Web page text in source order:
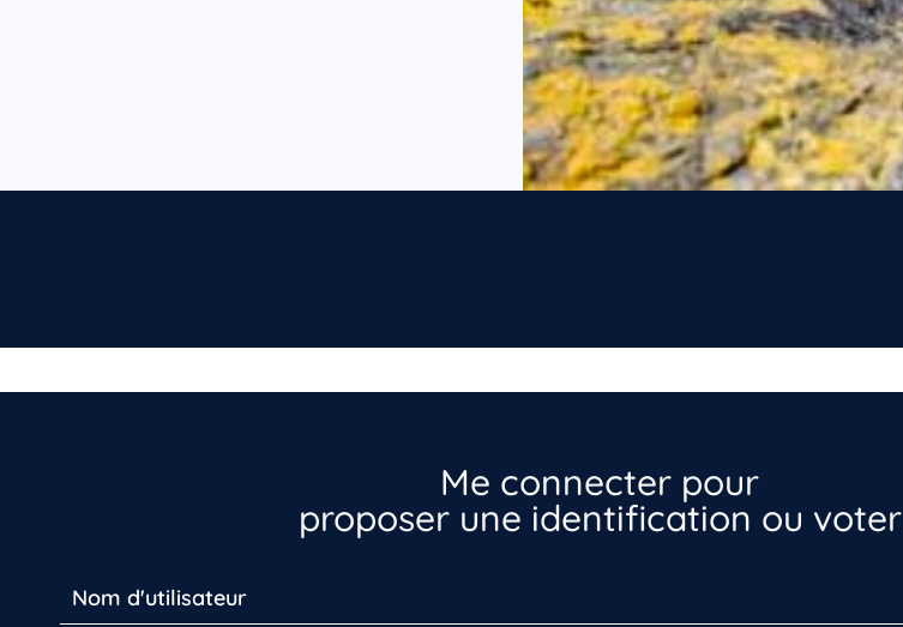
Me connecter pour
proposer une identification ou voter